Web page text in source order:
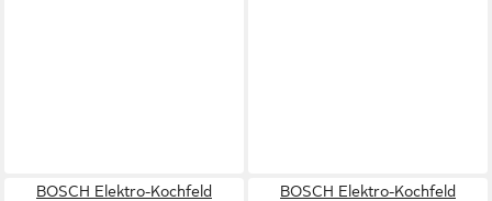
BOSCH Elektro-Kochfeld
BOSCH Elektro-Kochfeld